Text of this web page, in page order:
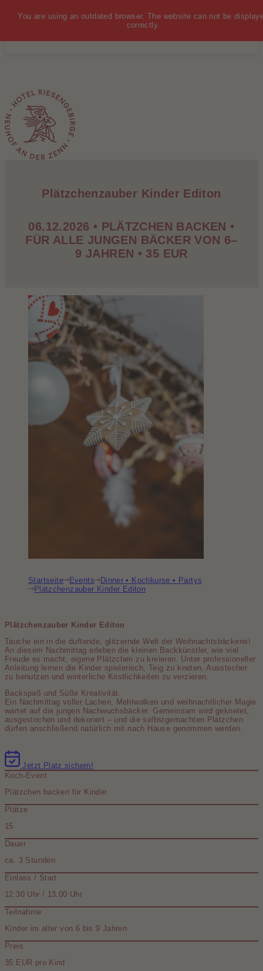
MENÜ
Plätzchenzauber Kinder Editon
06.12.2026 • PLÄTZCHEN BACKEN •
FÜR ALLE JUNGEN BÄCKER VON 6–
9 JAHREN • 35 EUR
Startseite Events
Dinner • Kochkurse • Partys
Plätzchenzauber Kinder Editon
Plätzchenzauber Kinder Editon
Tauche ein in die duftende, glitzernde Welt der Weihnachtsbäckerei!
An diesem Nachmittag erleben die kleinen Backkünstler, wie viel
Freude es macht, eigene Plätzchen zu kreieren. Unter professioneller
Anleitung lernen die Kinder spielerisch, Teig zu kneten, Ausstecher
zu benutzen und winterliche Köstlichkeiten zu verzieren.
Backspaß und Süße Kreativität.
Ein Nachmittag voller Lachen, Mehlwolken und weihnachtlicher Magie
wartet auf die jungen Nachwuchsbäcker. Gemeinsam wird geknetet,
ausgestochen und dekoriert – und die selbstgemachten Plätzchen
dürfen anschließend natürlich mit nach Hause genommen werden.
Jetzt Platz sichern!
Koch-Event
Plätzchen backen für Kinder
Plätze
15
Dauer
ca. 3 Stunden
Einlass / Start
12.30 Uhr / 13.00 Uhr
Teilnahme
Kinder im alter von 6 bis 9 Jahren
Preis
35 EUR pro Kind
You are using an outdated browser. The website can not be
correctly.